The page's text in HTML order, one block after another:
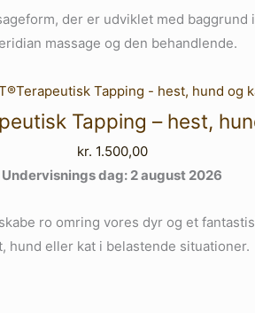
der er udviklet med
massage og den behandlende.
Tapping – hest,
kr. 1.500,00
Undervisnings dag: 2 august 2026
ro omring vores dyr og et
hund eller kat i belastende situationer.